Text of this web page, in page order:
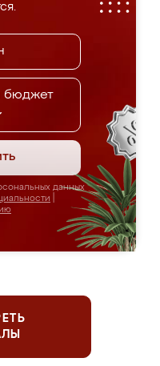
бюджет
данных